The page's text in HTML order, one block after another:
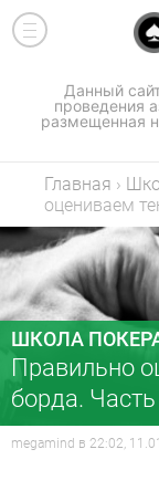
Данный
проведения
размещенная
Главная ›
оцениваем
ШКОЛА
Правильно
борда.
megamind в 22:02,